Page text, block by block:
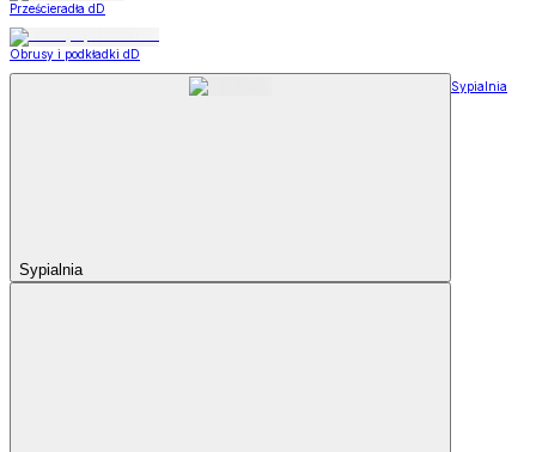
Prześcieradła dD
Obrusy i podkładki dD
Sypialnia
Sypialnia